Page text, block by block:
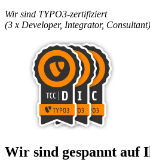
Wir sind TYPO3-zertifiziert
(3 x Developer, Integrator,
Wir sind gespannt auf